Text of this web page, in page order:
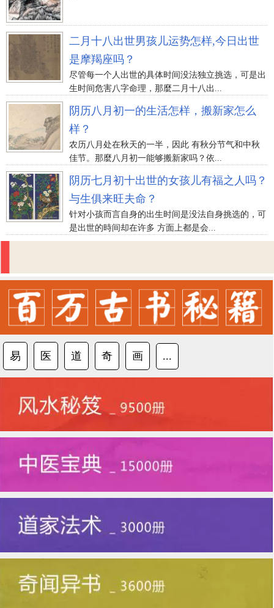
二月十八出世男孩儿运势怎样,今日出世
是摩羯座吗？
尽管每一个人出世的具体时间没法独立挑选，可是出
生时间危害八字命理，那麼二月十八出...
阴历八月初一的生活怎样，搬新家怎么
样？
农历八月处在秋天的一半，因此 有秋分节气和中秋
佳节。那麼八月初一能够搬新家吗？依...
阴历七月初十出世的女孩儿有福之人吗？
与生俱来旺夫命？
针对小孩而言自身的出生时间是没法自身挑选的，可
是出世的時间却在许多 方面上都是会...
易 医 道 奇 画 ...